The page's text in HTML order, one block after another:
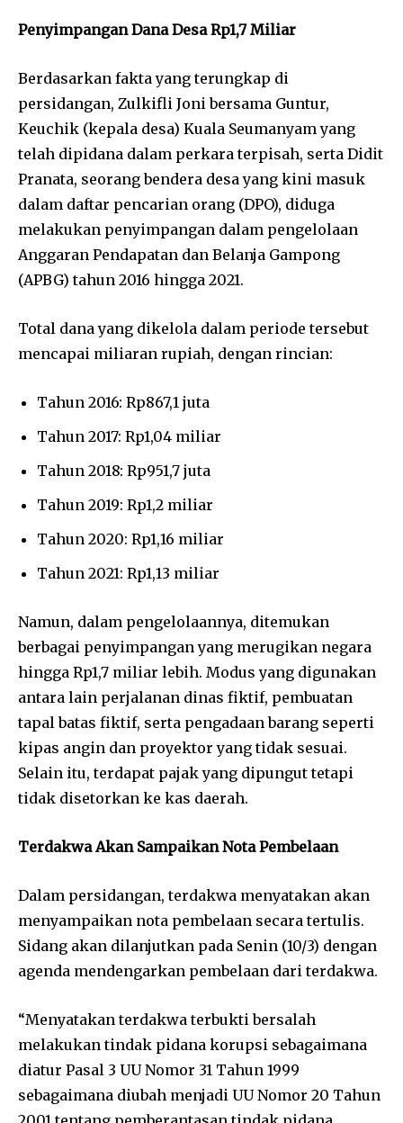
Penyimpangan Dana Desa Rp1,7 Miliar
Berdasarkan fakta yang terungkap di
persidangan, Zulkifli Joni bersama Guntur,
Keuchik (kepala desa) Kuala Seumanyam yang
telah dipidana dalam perkara terpisah, serta Didit
Pranata, seorang bendera desa yang kini masuk
dalam daftar pencarian orang (DPO), diduga
melakukan penyimpangan dalam pengelolaan
Anggaran Pendapatan dan Belanja Gampong
(APBG) tahun 2016 hingga 2021.
Total dana yang dikelola dalam periode tersebut
mencapai miliaran rupiah, dengan rincian:
Tahun 2016: Rp867,1 juta
Tahun 2017: Rp1,04 miliar
Tahun 2018: Rp951,7 juta
Tahun 2019: Rp1,2 miliar
Tahun 2020: Rp1,16 miliar
Tahun 2021: Rp1,13 miliar
Namun, dalam pengelolaannya, ditemukan
berbagai penyimpangan yang merugikan negara
hingga Rp1,7 miliar lebih. Modus yang digunakan
antara lain perjalanan dinas fiktif, pembuatan
tapal batas fiktif, serta pengadaan barang seperti
kipas angin dan proyektor yang tidak sesuai.
Selain itu, terdapat pajak yang dipungut tetapi
tidak disetorkan ke kas daerah.
Terdakwa Akan Sampaikan Nota Pembelaan
Dalam persidangan, terdakwa menyatakan akan
menyampaikan nota pembelaan secara tertulis.
Sidang akan dilanjutkan pada Senin (10/3) dengan
agenda mendengarkan pembelaan dari terdakwa.
“Menyatakan terdakwa terbukti bersalah
melakukan tindak pidana korupsi sebagaimana
diatur Pasal 3 UU Nomor 31 Tahun 1999
sebagaimana diubah menjadi UU Nomor 20 Tahun